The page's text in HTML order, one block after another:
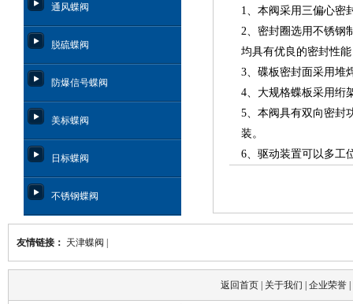
通风蝶阀
脱硫蝶阀
防爆信号蝶阀
美标蝶阀
日标蝶阀
不锈钢蝶阀
1、本阀采用三偏心密
2、密封圈选用不锈钢
均具有优良的密封性
3、碟板密封面采用堆
4、大规格蝶板采用绗
5、本阀具有双向密封
装。
6、驱动装置可以多工
友情链接： 天津蝶阀
返回首页 关于我们 企业荣誉